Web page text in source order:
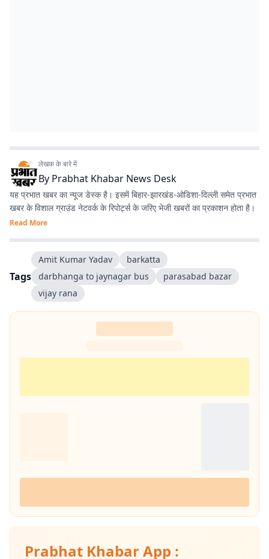
लेखक के बारे में
By Prabhat Khabar News Desk
यह प्रभात खबर का न्यूज डेस्क है। इसमें बिहार-झारखंड-ओडिशा-दिल्‍ली समेत प्रभात
खबर के विशाल ग्राउंड नेटवर्क के रिपोर्ट्स के जरिए भेजी खबरों का प्रकाशन होता है।
Read More
Tags
Amit Kumar Yadav
barkatta
darbhanga to jaynagar bus
parasabad bazar
vijay rana
Prabhat Khabar App :